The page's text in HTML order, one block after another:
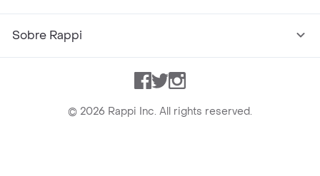
Sobre Rappi
Facebook
TwitterInstagram
© 2026 Rappi Inc. All rights reserved.